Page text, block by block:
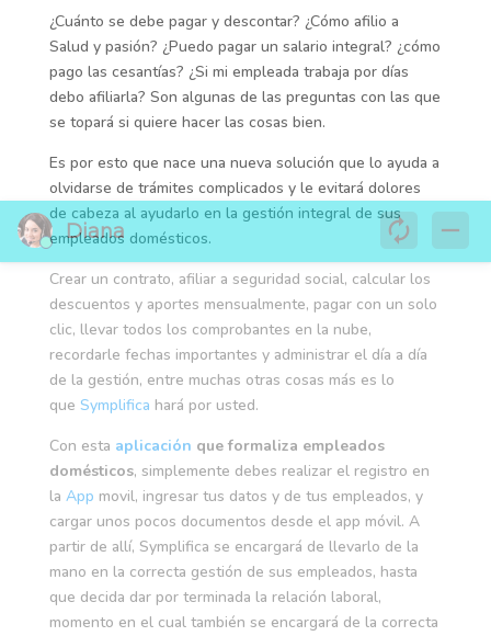
¿Cuánto se debe pagar y descontar? ¿Cómo afilio a
Salud y pasión? ¿Puedo pagar un salario integral? ¿cómo
pago las cesantías? ¿Si mi empleada trabaja por días
debo afiliarla? Son algunas de las preguntas con las que
se topará si quiere hacer las cosas bien.
Es por esto que nace una nueva solución que lo ayuda a
olvidarse de trámites complicados y le evitará dolores
de cabeza al ayudarlo en la gestión integral de sus
empleados domésticos.
Crear un contrato, afiliar a seguridad social, calcular los
descuentos y aportes mensualmente, pagar con un solo
clic, llevar todos los comprobantes en la nube,
recordarle fechas importantes y administrar el día a día
de la gestión, entre muchas otras cosas más es lo
que Symplifica hará por usted.
Con esta aplicación que formaliza empleados
domésticos, simplemente debes realizar el registro en
la App movil, ingresar tus datos y de tus empleados, y
cargar unos pocos documentos desde el app móvil. A
partir de allí, Symplifica se encargará de llevarlo de la
mano en la correcta gestión de sus empleados, hasta
que decida dar por terminada la relación laboral,
momento en el cual también se encargará de la correcta